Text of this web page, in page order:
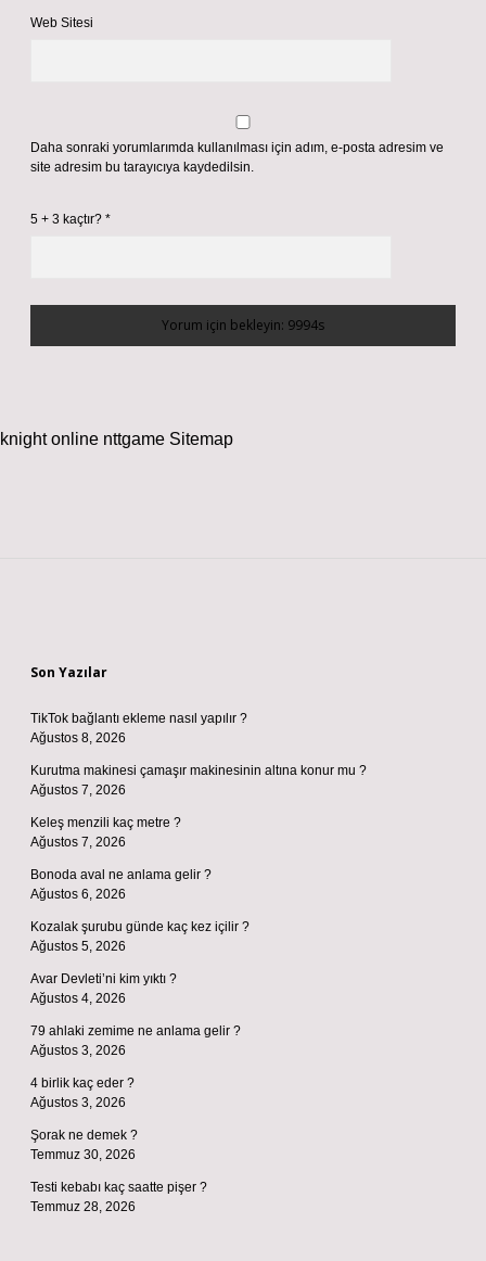
Web Sitesi
Daha sonraki yorumlarımda kullanılması için adım, e-posta adresim ve
site adresim bu tarayıcıya kaydedilsin.
5 + 3 kaçtır? *
knight online nttgame Sitemap
Son Yazılar
TikTok bağlantı ekleme nasıl yapılır ?
Ağustos 8, 2026
Kurutma makinesi çamaşır makinesinin altına konur mu ?
Ağustos 7, 2026
Keleş menzili kaç metre ?
Ağustos 7, 2026
Bonoda aval ne anlama gelir ?
Ağustos 6, 2026
Kozalak şurubu günde kaç kez içilir ?
Ağustos 5, 2026
Avar Devleti’ni kim yıktı ?
Ağustos 4, 2026
79 ahlaki zemime ne anlama gelir ?
Ağustos 3, 2026
4 birlik kaç eder ?
Ağustos 3, 2026
Şorak ne demek ?
Temmuz 30, 2026
Testi kebabı kaç saatte pişer ?
Temmuz 28, 2026